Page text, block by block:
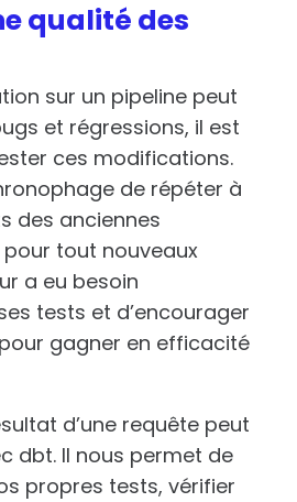
qualité des
sur un pipeline peut
et régressions, il est
ces modifications.
de répéter à
des anciennes
tout nouveaux
a eu besoin
tests et d’encourager
gagner en efficacité
d’une requête peut
dbt. Il nous permet de
propres tests, vérifier